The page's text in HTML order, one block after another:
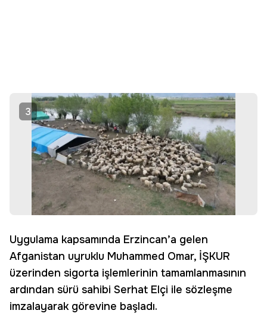
3
Uygulama kapsamında Erzincan’a gelen
Afganistan uyruklu Muhammed Omar, İŞKUR
üzerinden sigorta işlemlerinin tamamlanmasının
ardından sürü sahibi Serhat Elçi ile sözleşme
imzalayarak görevine başladı.